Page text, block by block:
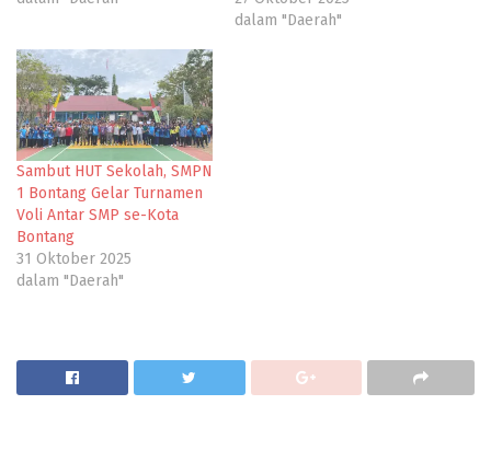
dalam "Daerah"
Sambut HUT Sekolah, SMPN
1 Bontang Gelar Turnamen
Voli Antar SMP se-Kota
Bontang
31 Oktober 2025
dalam "Daerah"